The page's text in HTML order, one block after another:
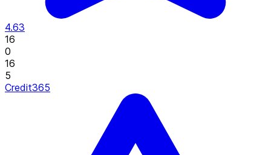
4.63
16
0
16
5
Credit365